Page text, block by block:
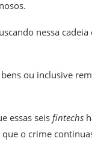
nessa
ou inclusive
essas seis fintechs
o crime